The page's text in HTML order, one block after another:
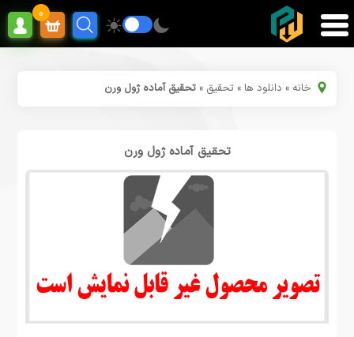
0
خانه » دانلود ها » تحقیق »تحقیق آماده ژول ورن
تحقیق آماده ژول ورن